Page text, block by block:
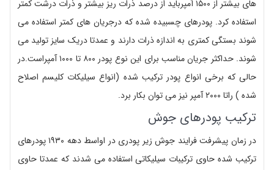
های بیشتر از ۱۵۰۰ آمپرباید از درصد ذرات ریز بیشتر و ذرات درشت کمتر
استفاده کرد. پودرهای چسبیده شده که درجریان های کمتر استفاده می
شوند بستگی کمتری به اندازه ذرات دارند و عمدتا دریک سایز تولید می
شوند. حداکثر جریان مناسب برای این نوع پودر ۸۰۰ تا ۱۰۰۰ آمپراست.در
حالی که برخی انواع پودر ترکیب شده (انواع سیلیکات کلیسم اصلاح
شده ) راتا ۲۰۰۰ آمپر نیز می توان بکار برد.
ترکیب پودرهای جوش
در زمان پیشرفت فرایند جوش زیر پودری در اواسط دهه ۱۹۳۰ پودرهای
ترکیب شده حاوی ترکیبات سیلیکاتی استفاده می شدند که عمدتا حاوی